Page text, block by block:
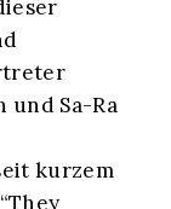
und Sa-Ra
kurzem